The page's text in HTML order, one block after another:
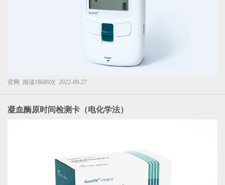
官网 阅读18689次 2022-09-27
凝血酶原时间检测卡（电化学法）